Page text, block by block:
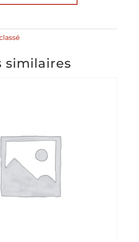
similaires